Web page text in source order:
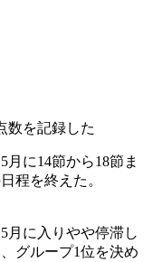
数を記録した
に14節から18節ま
程を終えた。
月に入りやや停滞し
グループ1位を決め